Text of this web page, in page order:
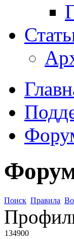
Поиск Правила
134900